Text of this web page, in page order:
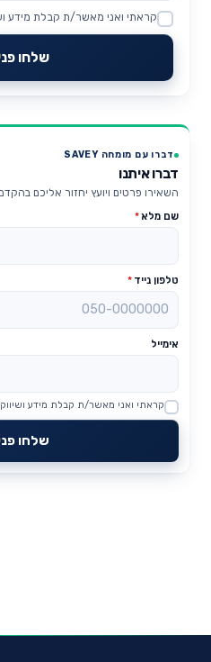
Website
קראתי ואני מאשר/ת קבלת מידע
שלחו
דברו עם מומחה SAVEY
דברו איתנו
השאירו פרטים ויועץ יחזור אליכם בהקדם.
שם מלא*
טלפון נייד *
אימייל
Website
קראתי ואני מאשר/ת קבלת מידע ושיווק
שלחו